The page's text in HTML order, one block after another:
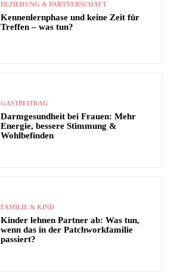
BEZIEHUNG & PARTNERSCHAFT
Kennenlernphase und keine Zeit für
Treffen – was tun?
GASTBEITRAG
Darmgesundheit bei Frauen: Mehr
Energie, bessere Stimmung &
Wohlbefinden
FAMILIE & KIND
Kinder lehnen Partner ab: Was tun,
wenn das in der Patchworkfamilie
passiert?